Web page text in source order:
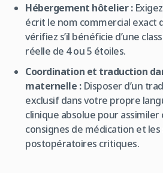
Hébergement hôtelier :
écrit le nom commercial exact
vérifiez s’il bénéficie d’une
réelle de 4 ou 5 étoiles.
Coordination et traduction
maternelle :Disposer d’un
exclusif dans votre propre
clinique absolue pour
consignes de médication et les
postopératoires critiques.